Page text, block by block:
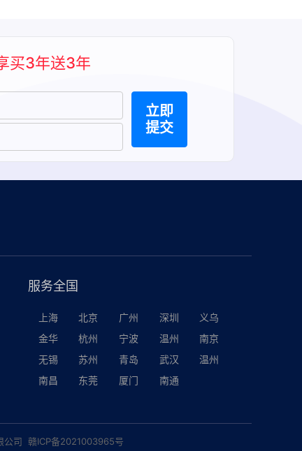
买3年送3年
立即
提交
服务全国
上海 北京 广州 深圳
义乌
金华
杭州 宁波 温州
南京
无锡
苏州 青岛 武汉
温州
南昌
东莞 厦门 南通
公司 赣ICP备2021003965号